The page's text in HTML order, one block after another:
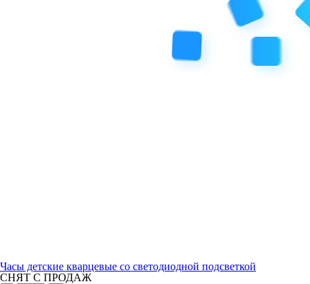
Часы детские кварцевые со светодиодной подсветкой
СНЯТ С ПРОДАЖ